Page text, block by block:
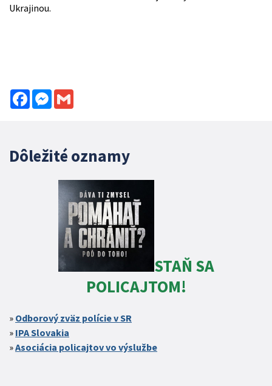
Ukrajinou.
FacebookMessenger
Dôležité oznamy
STAŇ SA
POLICAJTOM!
Odborový zväz polície v SR
IPA Slovakia
Asociácia policajtov vo výslužbe